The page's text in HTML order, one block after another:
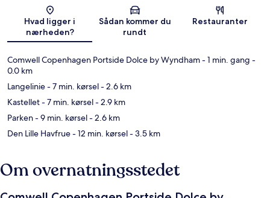
Kort
Hvad ligger i
nærheden?
Sådan kommer du
rundt
Restauranter
Comwell Copenhagen Portside Dolce by Wyndham- 1 min. gang -
0.0 km
Langelinie- 7 min. kørsel- 2.6 km
Kastellet- 7 min. kørsel- 2.9 km
Parken- 9 min. kørsel- 2.6 km
Den Lille Havfrue- 12 min. kørsel- 3.5 km
Om overnatningsstedet